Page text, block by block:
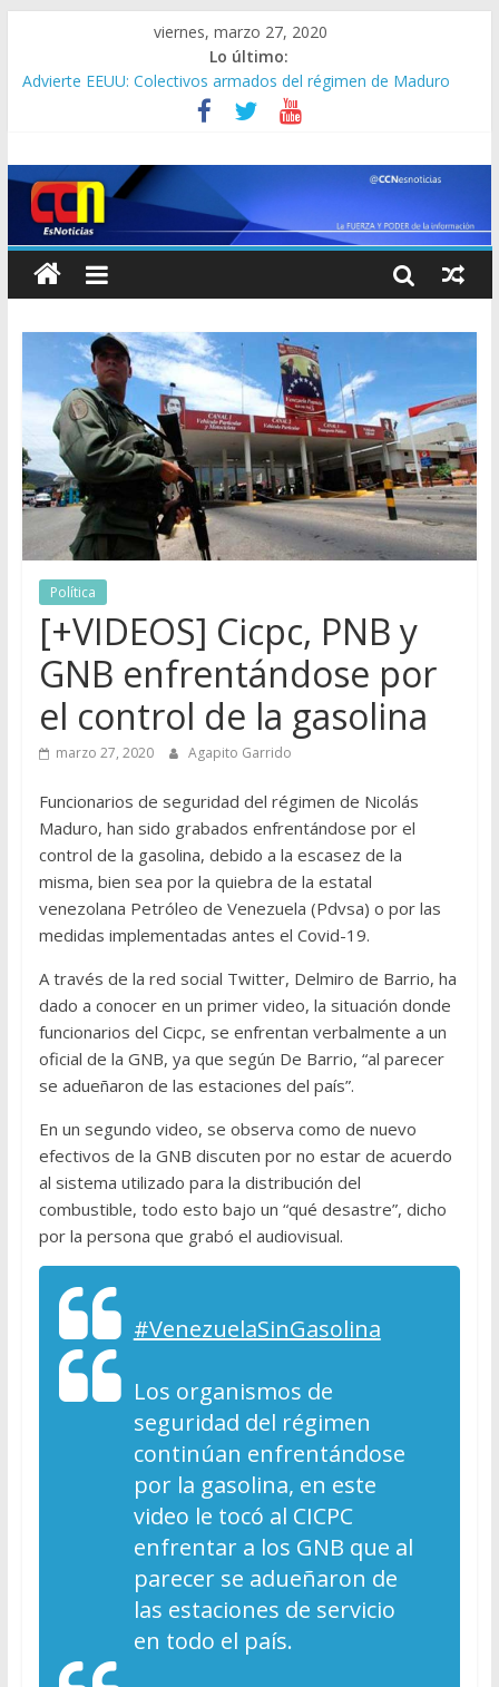
viernes, marzo 27, 2020
Lo último:
Advierte EEUU: Colectivos armados del régimen de Maduro
tienen en la mira a ciudadanos estadounidenses en Venezuel
Lo que dice Jorge Rodríguez sobre la recompensa de 15
[PANDEMIA] Cuatro pasajeros mueren por coronavirus a
bordo del crucero “Zandaam”
Jorge Rodríguez confirma segunda muerte por coronavirus y
total de contagios se eleva a 113 en Venezuela
Clíver Alcalá se entregó a la DEA en Barranquilla y va rumbo a
New York: prometió que cantará más que Pavarotti
Política
[+VIDEOS] Cicpc, PNB y
GNB enfrentándose por
el control de la gasolina
marzo 27, 2020 Agapito Garrido
Funcionarios de seguridad del régimen de Nicolás
Maduro, han sido grabados enfrentándose por el
control de la gasolina, debido a la escasez de la
misma, bien sea por la quiebra de la estatal
venezolana Petróleo de Venezuela (Pdvsa) o por las
medidas implementadas antes el Covid-19.
A través de la red social Twitter, Delmiro de Barrio, ha
dado a conocer en un primer video, la situación donde
funcionarios del Cicpc, se enfrentan verbalmente a un
oficial de la GNB, ya que según De Barrio, “al parecer
se adueñaron de las estaciones del país”.
En un segundo video, se observa como de nuevo
efectivos de la GNB discuten por no estar de acuerdo
al sistema utilizado para la distribución del
combustible, todo esto bajo un “qué desastre”, dicho
por la persona que grabó el audiovisual.
#VenezuelaSinGasolina
Los organismos de
seguridad del régimen
continúan enfrentándose
por la gasolina, en este
video le tocó al CICPC
enfrentar a los GNB que al
parecer se adueñaron de
las estaciones de servicio
en todo el país.